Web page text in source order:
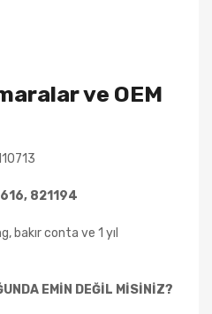
ve OEM
821194
bakır conta ve 1 yıl
EMİN DEĞİL MİSİNİZ?